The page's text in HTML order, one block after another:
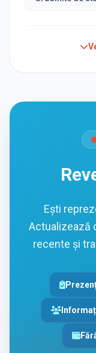
Ești
Actualizează
recente și